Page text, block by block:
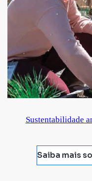
Sustentabilidade
Saiba mais